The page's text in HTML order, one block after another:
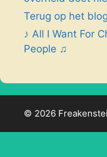
Terug op het
♪ All I Want For
People ♫
© 2026